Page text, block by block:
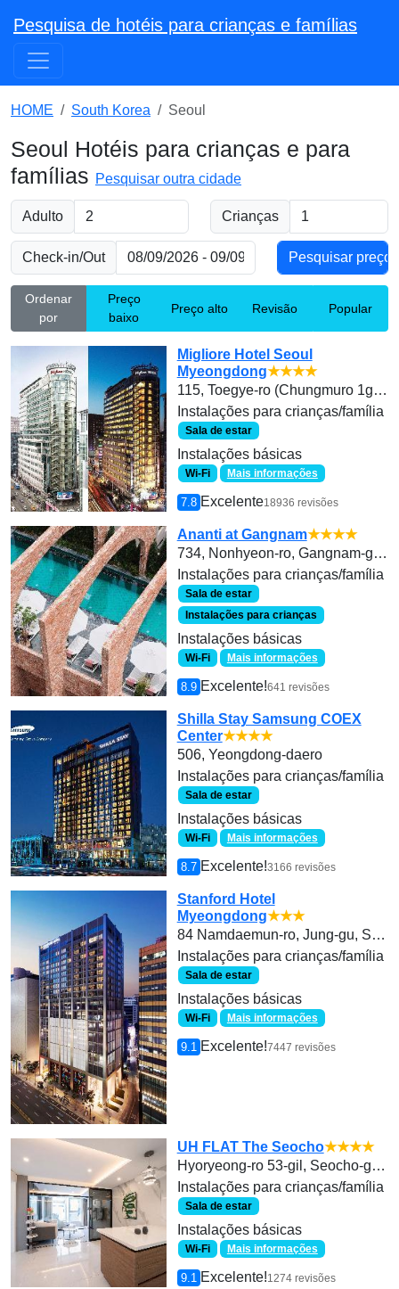
Pesquisa de hotéis para crianças e famílias
HOME South Korea Seoul
Seoul Hotéis para crianças e para
famílias Pesquisar outra cidade
Adulto Crianças
Check-in/Out
Ordenar
por
Preço
baixo
Preço alto Revisão Popular
Migliore Hotel Seoul
Myeongdong★★★★
115, Toegye-ro (Chungmuro 1ga 24-1), Jung-gu
Instalações para crianças/família
Sala de estar
Instalações básicas
Wi-Fi Mais informações
7.8 Excelente18936 revisões
Ananti at Gangnam★★★★
734, Nonhyeon-ro, Gangnam-gu, Seoul, Republic of Korea
Instalações para crianças/família
Sala de estar
Instalações para crianças
Instalações básicas
Wi-Fi Mais informações
8.9 Excelente!641 revisões
Shilla Stay Samsung COEX
Center★★★★
506, Yeongdong-daero
Instalações para crianças/família
Sala de estar
Instalações básicas
Wi-Fi Mais informações
8.7 Excelente!3166 revisões
Stanford Hotel
Myeongdong★★★
84 Namdaemun-ro, Jung-gu, Seoul
Instalações para crianças/família
Sala de estar
Instalações básicas
Wi-Fi Mais informações
9.1 Excelente!7447 revisões
UH FLAT The Seocho★★★★
Hyoryeong-ro 53-gil, Seocho-gu, Seoul, Republic of Korea
Instalações para crianças/família
Sala de estar
Instalações básicas
Wi-Fi Mais informações
9.1 Excelente!1274 revisões